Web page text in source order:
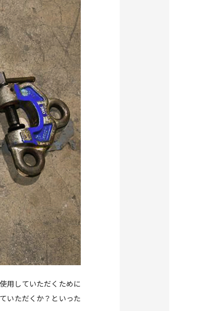
用していただくために
いただくか？といった